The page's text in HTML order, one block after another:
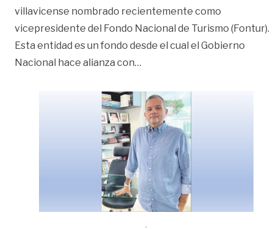
villavicense nombrado recientemente como
vicepresidente del Fondo Nacional de Turismo (Fontur).
Esta entidad es un fondo desde el cual el Gobierno
Nacional hace alianza con…